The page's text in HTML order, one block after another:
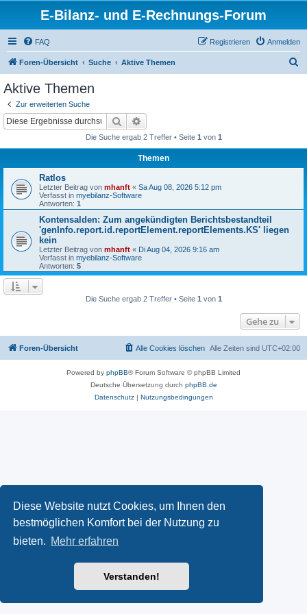
Diese Website nutzt Cookies, um Ihnen den
bestmöglichen Komfort bei der Nutzung zu
bieten. Mehr erfahren
Verstanden!
E-Bilanz- und E-Rechnungs-Forum
FAQ Anmelden
Registrieren
Foren-Übersicht Suche Aktive Themen
Aktive Themen
Zur erweiterten Suche
Suche
Die Suche ergab 2 Treffer • Seite 1 von 1
Themen
Ratlos
Letzter Beitrag von mhanft « Sa Aug 08, 2026 5:12 pm
Verfasst in myebilanz-Software
Antworten: 1
Kontensalden: Zum angekündigten Berichtsbestandteil
'genInfo.report.id.reportElement.reportElements.KS' liegen
kein
Letzter Beitrag von mhanft « Di Aug 04, 2026 9:16 am
Verfasst in myebilanz-Software
Antworten: 5
Die Suche ergab 2 Treffer • Seite 1 von 1
Gehe zu
Foren-Übersicht Alle Zeiten sind UTC+02:00
Alle Cookies löschen
Powered by phpBB® Forum Software © phpBB Limited
Deutsche Übersetzung durch phpBB.de
Datenschutz| Nutzungsbedingungen